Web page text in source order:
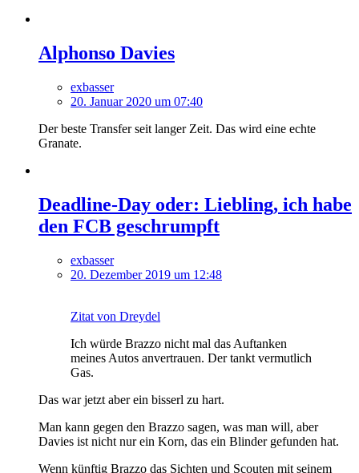
Alphonso Davies
exbasser
20. Januar 2020 um 07:40
Der beste Transfer seit langer Zeit. Das wird eine echte
Granate.
Deadline-Day oder: Liebling, ich habe
den FCB geschrumpft
exbasser
20. Dezember 2019 um 12:48
Zitat von Dreydel
Ich würde Brazzo nicht mal das Auftanken
meines Autos anvertrauen. Der tankt vermutlich
Gas.
Das war jetzt aber ein bisserl zu hart.
Man kann gegen den Brazzo sagen, was man will, aber
Davies ist nicht nur ein Korn, das ein Blinder gefunden hat.
Wenn künftig Brazzo das Sichten und Scouten mit seinem